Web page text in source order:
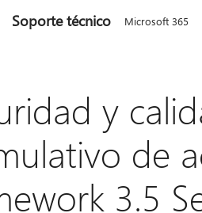
Soporte técnico Microsoft 365
y
de
3.5